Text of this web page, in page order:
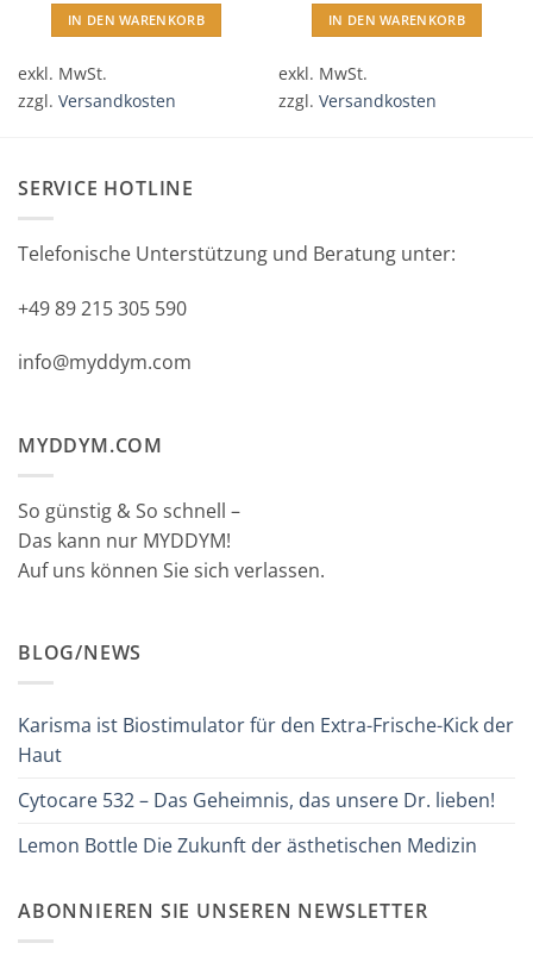
IN DEN WARENKORB
exkl. MwSt.
zzgl. Versandkosten
IN DEN WARENKORB
exkl. MwSt.
zzgl. Versandkosten
SERVICE HOTLINE
Telefonische Unterstützung und Beratung unter:
+49 89 215 305 590
info@myddym.com
MYDDYM.COM
So günstig & So schnell –
Das kann nur MYDDYM!
Auf uns können Sie sich verlassen.
BLOG/NEWS
Karisma ist Biostimulator für den Extra-Frische-Kick der
Haut
Cytocare 532 – Das Geheimnis, das unsere Dr. lieben!
Lemon Bottle Die Zukunft der ästhetischen Medizin
ABONNIEREN SIE UNSEREN NEWSLETTER